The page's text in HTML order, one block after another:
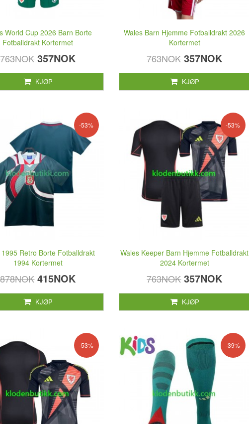
World Cup 2026 Barn Borte
Fotballdrakt Kortermet
763NOK 357NOK
KJØP
Wales Barn Hjemme Fotballdrakt 2026
Kortermet
763NOK 357NOK
KJØP
-53%
1995 Retro Borte Fotballdrakt
1994 Kortermet
878NOK 415NOK
KJØP
-53%
Wales Keeper Barn Hjemme Fotballdrakt
2024 Kortermet
763NOK 357NOK
KJØP
-53% -39%